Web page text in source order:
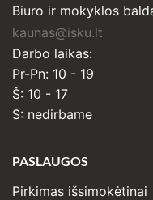
Biuro ir mokyklos
kaunas@isku.lt
Darbo laikas:
Pr-Pn: 10 - 19
Š: 10 - 17
S: nedirbame
PASLAUGOS
Pirkimas išsimokėtinai